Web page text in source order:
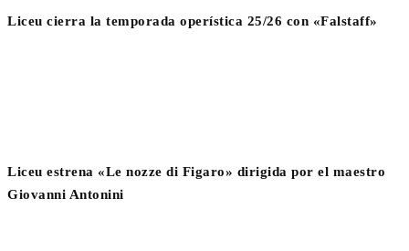
Liceu cierra la temporada operística 25/26 con «Falstaff»
Liceu estrena «Le nozze di Figaro» dirigida por el maestro
Giovanni Antonini